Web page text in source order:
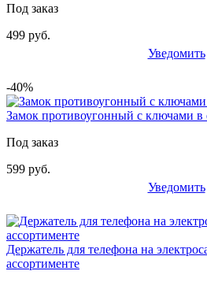
Под заказ
499 руб.
Уведомить
-40%
Замок противоугонный с ключами в
Под заказ
599 руб.
Уведомить
Держатель для телефона на
ассортименте